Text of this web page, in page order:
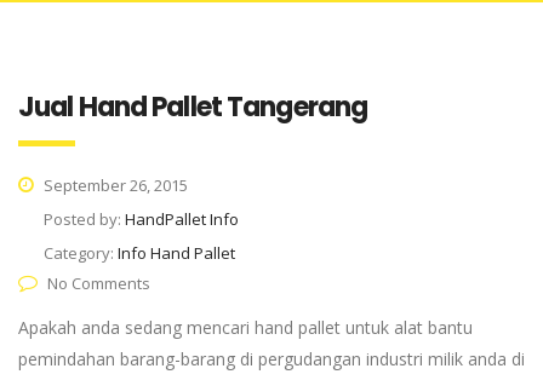
Jual Hand Pallet Tangerang
September 26, 2015
Posted by: HandPallet Info
Category: Info Hand Pallet
No Comments
Apakah anda sedang mencari hand pallet untuk alat bantu
pemindahan barang-barang di pergudangan industri milik anda di